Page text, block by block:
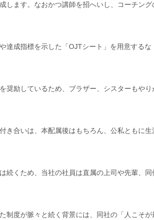
します。なおかつ講師を招へいし、コーチング
達成指標を示した「OJTシート」を用意するな
奨励しているため、ブラザー、シスターもやり
き合いは、本配属後はもちろん、公私ともに生
続くため、当社の社員は直属の上司や先輩、同
制度が脈々と続く背景には、同社の「人こそが